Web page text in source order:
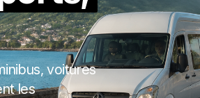
voitures
les